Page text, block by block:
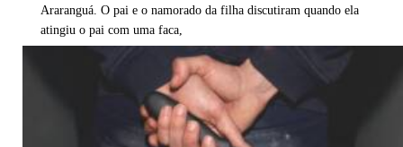
Araranguá. O pai e o namorado da filha discutiram quando ela
atingiu o pai com uma faca,